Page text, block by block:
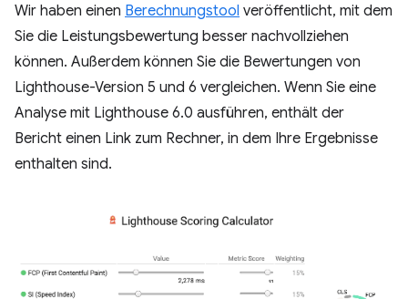
Wir haben einen Berechnungstool veröffentlicht, mit dem
Sie die Leistungsbewertung besser nachvollziehen
können. Außerdem können Sie die Bewertungen von
Lighthouse-Version 5 und 6 vergleichen. Wenn Sie eine
Analyse mit Lighthouse 6.0 ausführen, enthält der
Bericht einen Link zum Rechner, in dem Ihre Ergebnisse
enthalten sind.